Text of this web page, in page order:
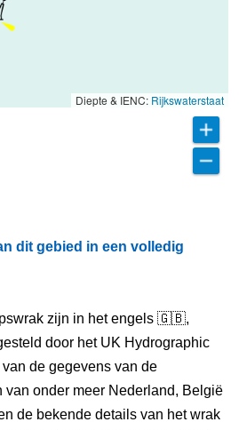
Diepte & IENC: Rijkswaterstaat
dit gebied in een volledig
zijn in het engels 🇬🇧,
door het UK Hydrographic
de gegevens van de
van onder meer Nederland, België
de bekende details van het wrak